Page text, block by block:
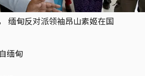
缅甸反对派领袖昂山素姬在国
缅甸